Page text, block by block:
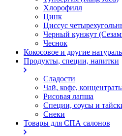
Хлорофилл
Цинк
Циссус
Черный кунжут
Чеснок
Кокосовое и другие
Продукты, специи, напитки
Сладости
Чай, кофе,
Рисовая лапша
Специи, соусы и
Снеки
Товары для СПА салонов